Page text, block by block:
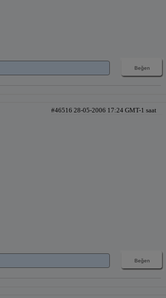
#46516 28-05-2006 17:24 GMT-1 saat